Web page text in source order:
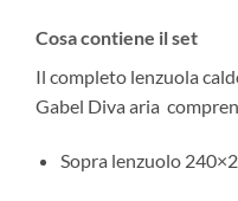
Cosa contiene il set
Il completo lenzuola
Gabel Diva aria
Sopra lenzuolo